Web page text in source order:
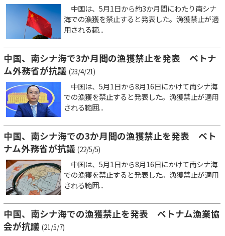
中国は、5月1日から約3か月間にわたり南シナ
海での漁獲を禁止すると発表した。漁獲禁止が適
用される範...
中国、南シナ海で3か月間の漁獲禁止を発表 ベトナ
ム外務省が抗議 (23/4/21)
中国は、5月1日から8月16日にかけて南シナ海
での漁獲を禁止すると発表した。漁獲禁止が適用
される範囲...
中国、南シナ海での3か月間の漁獲禁止を発表 ベト
ナム外務省が抗議 (22/5/5)
中国は、5月1日から8月16日にかけて南シナ海
での漁獲を禁止すると発表した。漁獲禁止が適用
される範囲...
中国、南シナ海での漁獲禁止を発表 ベトナム漁業協
会が抗議 (21/5/7)